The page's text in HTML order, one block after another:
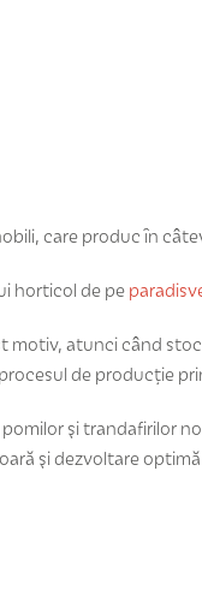
care produc în
horticol de pe
atunci când
de producție
şi trandafirilor
şi dezvoltare